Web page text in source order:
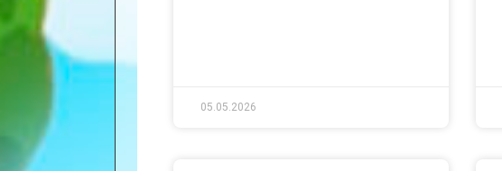
05.05.2026